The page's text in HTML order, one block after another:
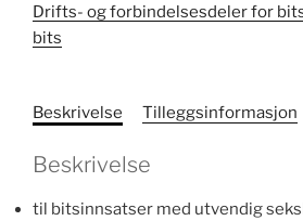
antall
Drifts- og forbindelsesdeler for
bits
Beskrivelse Tilleggsinformasjon
Beskrivelse
til bitsinnsatser med utvendig